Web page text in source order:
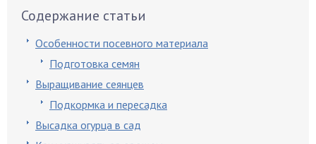
Содержание статьи
Особенности посевного материала
Подготовка семян
Выращивание сеянцев
Подкормка и пересадка
Высадка огурца в сад